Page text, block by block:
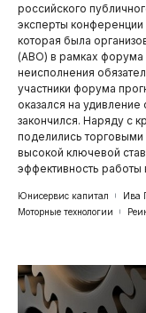
российского
эксперты
которая была
(АВО) в рамках форума
неисполнения
участники форума
оказался на
закончился. Наряду с
поделились
высокой ключевой
эффективность работы
Юнисервис капитал Ива
Моторные технологии